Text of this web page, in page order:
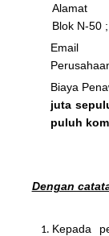
Alamat
Blok N-50
Biaya
juta
puluh
Dengan
Kepada